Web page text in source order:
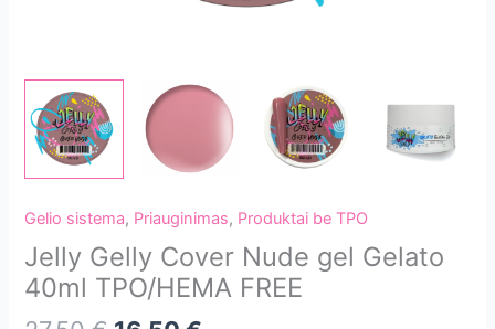
Gelio sistema, Priauginimas, Produktai be TPO
Jelly Gelly Cover Nude gel Gelato
40ml TPO/HEMA FREE